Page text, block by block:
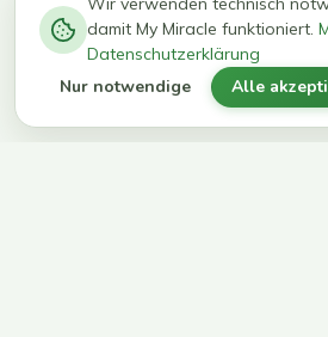
kg in 12
Wochen
erreichen
ihr Ziel
damit My Miracle funktioniert.
Datenschutzerklärung
Nur notwendige Alle